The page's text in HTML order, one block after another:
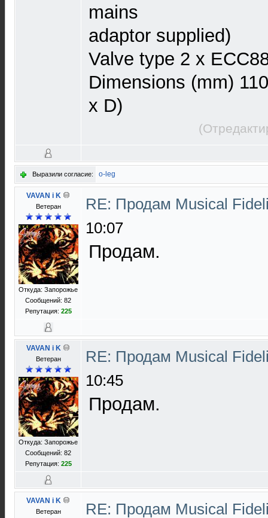
mains
adaptor supplied)
Valve type 2 x
Dimensions (mm)
x D)
Выразили согласие: o-leg
VAVAN i K
Ветеран
Откуда: Запорожье
Сообщений: 82
Репутация: 225
RE: Продам Musical
10:07
Продам.
VAVAN i K
Ветеран
Откуда: Запорожье
Сообщений: 82
Репутация: 225
RE: Продам Musical
10:45
Продам.
VAVAN i K
Ветеран RE: Продам Musical